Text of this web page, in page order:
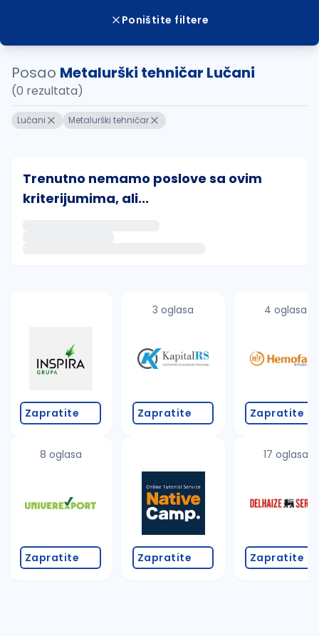
Poništite filtere
Posao Metalurški tehničar Lučani
(0 rezultata)
Lučani Metalurški tehničar
Trenutno nemamo poslove sa ovim
kriterijumima, ali...
Takođe možete da:
proverite pravopisne greške (koristite č, ć, š, đ,
promenite odabrane filtere pretrage
Zapratite
8 oglasa
Zapratite
3 oglasa
Zapratite
Zapratite
4 oglasa
Zapratite
17 oglasa
Zapratite